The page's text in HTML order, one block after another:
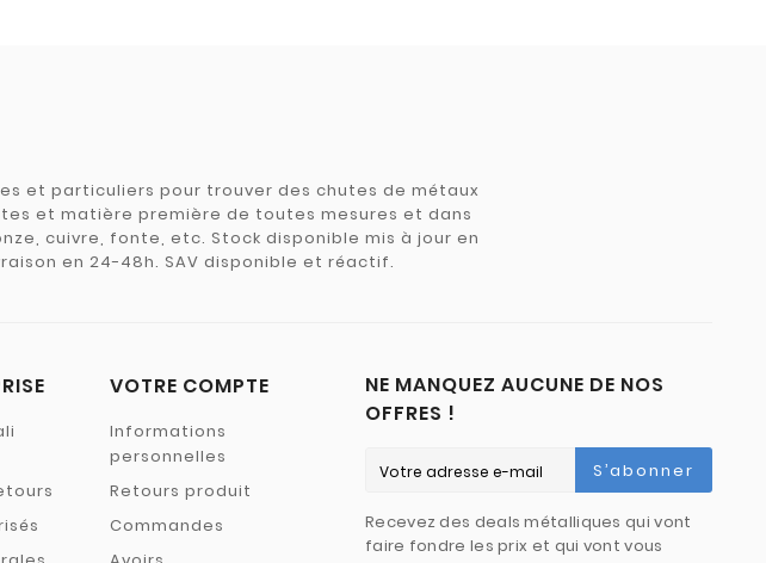
et particuliers pour trouver des chutes de métaux
et matière première de toutes mesures et dans
cuivre, fonte, etc. Stock disponible mis à jour en
en 24-48h. SAV disponible et réactif.
VOTRE COMPTE
Informations
personnelles
Retours produit
Commandes
NE MANQUEZ AUCUNE DE NOS
OFFRES !
S’abonner
Recevez des deals métalliques qui vont
faire fondre les prix et qui vont vous